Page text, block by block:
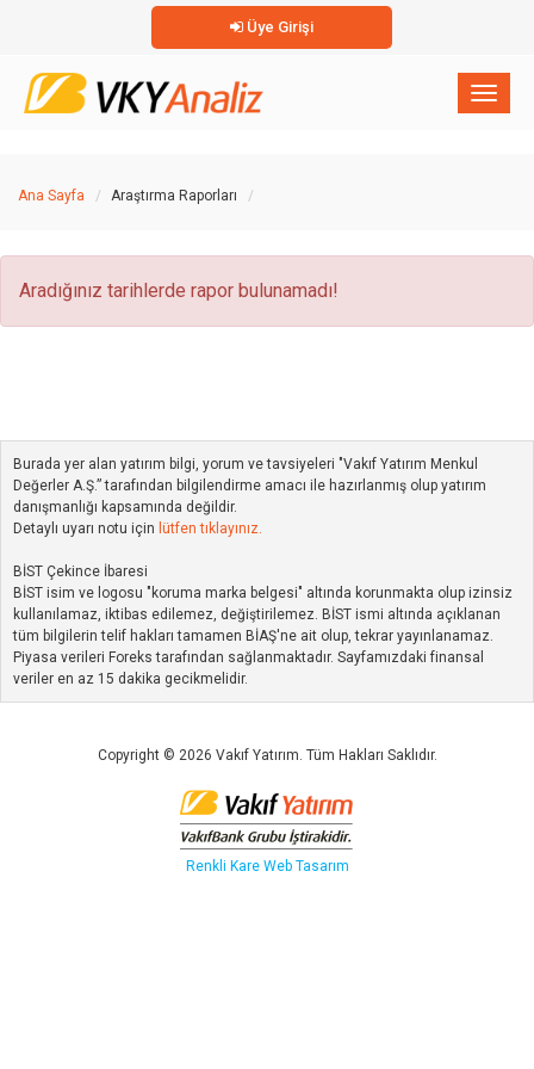
Üye Girişi
×
Ana Sayfa Araştırma Raporları
Aradığınız tarihlerde rapor bulunamadı!
Burada yer alan yatırım bilgi, yorum ve tavsiyeleri "Vakıf Yatırım Menkul
Değerler A.Ş.” tarafından bilgilendirme amacı ile hazırlanmış olup yatırım
danışmanlığı kapsamında değildir.
Detaylı uyarı notu için lütfen tıklayınız.
BİST Çekince İbaresi
BİST isim ve logosu "koruma marka belgesi" altında korunmakta olup izinsiz
kullanılamaz, iktibas edilemez, değiştirilemez. BİST ismi altında açıklanan
tüm bilgilerin telif hakları tamamen BİAŞ'ne ait olup, tekrar yayınlanamaz.
Piyasa verileri Foreks tarafından sağlanmaktadır. Sayfamızdaki finansal
veriler en az 15 dakika gecikmelidir.
Copyright © 2026 Vakıf Yatırım. Tüm Hakları Saklıdır.
Renkli Kare Web Tasarım